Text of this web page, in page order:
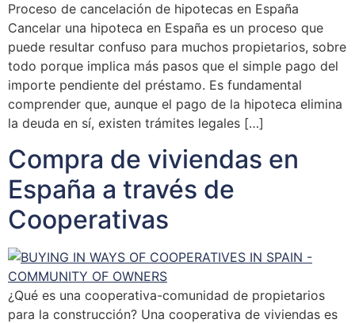
Proceso de cancelación de hipotecas en España
Cancelar una hipoteca en España es un proceso que
puede resultar confuso para muchos propietarios, sobre
todo porque implica más pasos que el simple pago del
importe pendiente del préstamo. Es fundamental
comprender que, aunque el pago de la hipoteca elimina
la deuda en sí, existen trámites legales […]
Compra de viviendas en
España a través de
Cooperativas
¿Qué es una cooperativa-comunidad de propietarios
para la construcción? Una cooperativa de viviendas es